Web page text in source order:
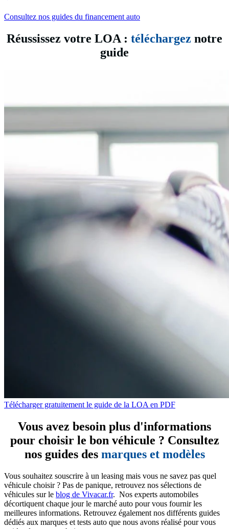
Consultez nos guides du financement auto
Réussissez votre LOA : téléchargez notre
guide
Télécharger gratuitement le guide de la LOA en PDF
Vous avez besoin plus d'informations
pour choisir le bon véhicule ? Consultez
nos guides des marques et modèles
Vous souhaitez souscrire à un leasing mais vous ne savez pas quel
véhicule choisir ? Pas de panique, retrouvez nos sélections de
véhicules sur le blog de Vivacar.fr. Nos experts automobiles
décortiquent chaque jour le marché auto pour vous fournir les
meilleures informations. Retrouvez également nos différents guides
dédiés aux marques et tests auto que nous avons réalisé pour vous